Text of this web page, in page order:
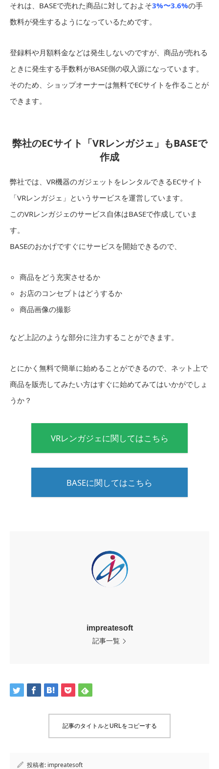
それは、BASEで売れた商品に対しておよそ3%〜3.6%の手
数料が発生するようになっているためです。
登録料や月額料金などは発生しないのですが、商品が売れる
ときに発生する手数料がBASE側の収入源になっています。
そのため、ショップオーナーは無料でECサイトを作ることが
できます。
弊社のECサイト「VRレンガジェ」もBASEで
作成
弊社では、VR機器のガジェットをレンタルできるECサイト
「VRレンガジェ」というサービスを運営しています。
このVRレンガジェのサービス自体はBASEで作成していま
す。
BASEのおかげですぐにサービスを開始できるので、
商品をどう充実させるか
お店のコンセプトはどうするか
商品画像の撮影
など上記のような部分に注力することができます。
とにかく無料で簡単に始めることができるので、ネット上で
商品を販売してみたい方はすぐに始めてみてはいかがでしょ
うか？
VRレンガジェに関してはこちら
BASEに関してはこちら
impreatesoft
記事一覧
記事のタイトルとURLをコピーする
投稿者: impreatesoft